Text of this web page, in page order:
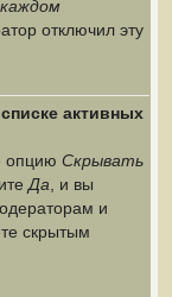
отключил эту
активных
опцию Скрывать
Да , и вы
и
скрытым